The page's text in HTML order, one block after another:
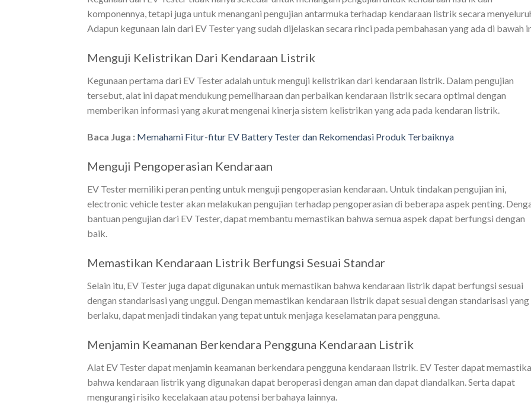
komponennya, tetapi juga untuk menangani pengujian antarmuka terhadap kendaraan listrik secara
Adapun kegunaan lain dari EV Tester yang sudah dijelaskan secara rinci pada pembahasan yang ada di bawah
Menguji Kelistrikan Dari Kendaraan Listrik
Kegunaan pertama dari EV Tester adalah untuk menguji kelistrikan dari kendaraan listrik. Dalam pengujian
tersebut, alat ini dapat mendukung pemeliharaan dan perbaikan kendaraan listrik secara optimal dengan
memberikan informasi yang akurat mengenai kinerja sistem kelistrikan yang ada pada kendaran listrik.
Baca Juga : Memahami Fitur-fitur EV Battery Tester dan Rekomendasi Produk Terbaiknya
Menguji Pengoperasian Kendaraan
EV Tester memiliki peran penting untuk menguji pengoperasian kendaraan. Untuk tindakan pengujian ini,
electronic vehicle tester akan melakukan pengujian terhadap pengoperasian di beberapa aspek penting.
bantuan pengujian dari EV Tester, dapat membantu memastikan bahwa semua aspek dapat berfungsi dengan
baik.
Memastikan Kendaraan Listrik Berfungsi Sesuai Standar
Selain itu, EV Tester juga dapat digunakan untuk memastikan bahwa kendaraan listrik dapat berfungsi sesuai
dengan standarisasi yang unggul. Dengan memastikan kendaraan listrik dapat sesuai dengan standarisasi yang
berlaku, dapat menjadi tindakan yang tepat untuk menjaga keselamatan para pengguna.
Menjamin Keamanan Berkendara Pengguna Kendaraan Listrik
Alat EV Tester dapat menjamin keamanan berkendara pengguna kendaraan listrik. EV Tester dapat
bahwa kendaraan listrik yang digunakan dapat beroperasi dengan aman dan dapat diandalkan. Serta dapat
mengurangi risiko kecelakaan atau potensi berbahaya lainnya.